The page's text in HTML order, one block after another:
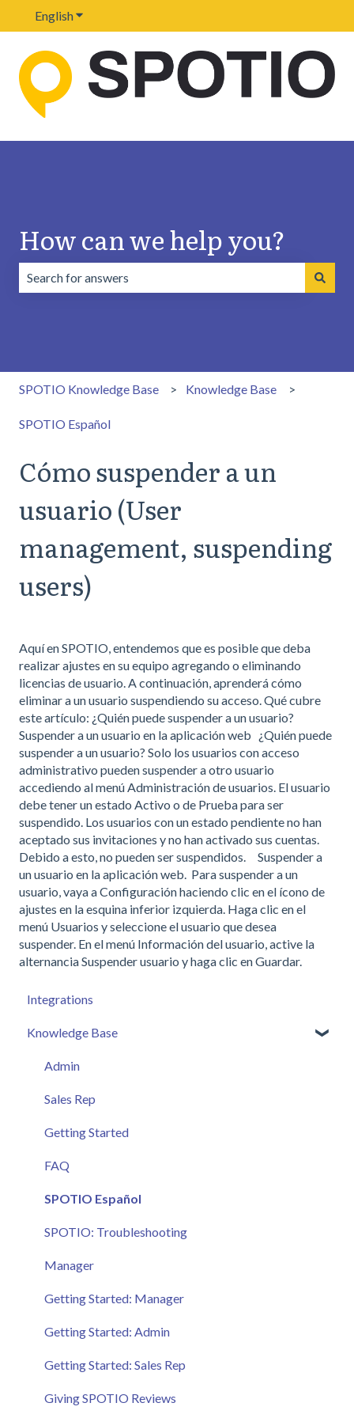
EnglishShow submenu for translations
How can we help you?
SPOTIO Knowledge Base Knowledge Base
SPOTIO Español
Cómo suspender a un
usuario (User
management, suspending
users)
Aquí en SPOTIO, entendemos que es posible que deba
realizar ajustes en su equipo agregando o eliminando
licencias de usuario. A continuación, aprenderá cómo
eliminar a un usuario suspendiendo su acceso. Qué cubre
este artículo: ¿Quién puede suspender a un usuario?
Suspender a un usuario en la aplicación web ¿Quién puede
suspender a un usuario? Solo los usuarios con acceso
administrativo pueden suspender a otro usuario
accediendo al menú Administración de usuarios. El usuario
debe tener un estado Activo o de Prueba para ser
suspendido. Los usuarios con un estado pendiente no han
aceptado sus invitaciones y no han activado sus cuentas.
Debido a esto, no pueden ser suspendidos. Suspender a
un usuario en la aplicación web. Para suspender a un
usuario, vaya a Configuración haciendo clic en el ícono de
ajustes en la esquina inferior izquierda. Haga clic en el
menú Usuarios y seleccione el usuario que desea
suspender. En el menú Información del usuario, active la
alternancia Suspender usuario y haga clic en Guardar.
Integrations
Knowledge Base
Admin
Sales Rep
Getting Started
FAQ
SPOTIO Español
SPOTIO: Troubleshooting
Manager
Getting Started: Manager
Getting Started: Admin
Getting Started: Sales Rep
Giving SPOTIO Reviews